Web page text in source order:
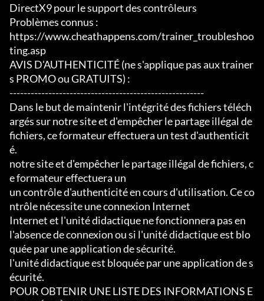
DirectX9 pour le support des contrôleurs
Problèmes connus :
https://www.cheathappens.com/trainer_troubleshoo
ting.asp
AVIS D'AUTHENTICITÉ (ne s'applique pas aux trainer
s PROMO ou GRATUITS) :
-------------------------------------------------------
Dans le but de maintenir l'intégrité des fichiers téléch
argés sur notre site et d'empêcher le partage illégal de
fichiers, ce formateur effectuera un test d'authenticit
é.
notre site et d'empêcher le partage illégal de fichiers, c
e formateur effectuera un
un contrôle d'authenticité en cours d'utilisation. Ce co
ntrôle nécessite une connexion Internet
Internet et l'unité didactique ne fonctionnera pas en
l'absence de connexion ou si l'unité didactique est blo
quée par une application de sécurité.
l'unité didactique est bloquée par une application de s
écurité.
POUR OBTENIR UNE LISTE DES INFORMATIONS E